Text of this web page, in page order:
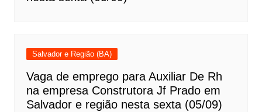
Salvador e Região (BA)
Vaga de emprego para Auxiliar De Rh
na empresa Construtora Jf Prado em
Salvador e região nesta sexta (05/09)